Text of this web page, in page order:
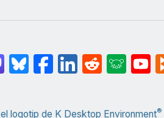
el logotip de K Desktop Environment®